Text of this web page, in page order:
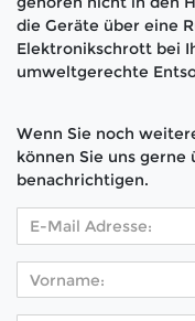
die Geräte über eine
Elektronikschrott bei
umweltgerechte
Wenn Sie noch
können Sie uns
benachrichtigen.